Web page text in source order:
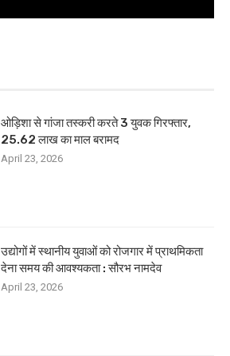
ओड़िशा से गांजा तस्करी करते 3 युवक गिरफ्तार,
25.62 लाख का माल बरामद
April 23, 2026
उद्योगों में स्थानीय युवाओं को रोजगार में प्राथमिकता
देना समय की आवश्यकता : सौरभ नामदेव
April 23, 2026